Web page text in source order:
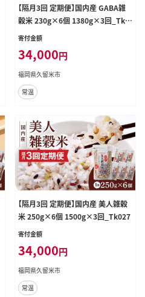
【隔月3回 定期便】国内産 GABA雑
穀米 230g×6個 1380g×3回_Tk0
23
寄付金額
34,000円
福岡県久留米市
常温
【隔月3回 定期便】国内産 美人雑穀
米 250g×6個 1500g×3回_Tk027
寄付金額
34,000円
福岡県久留米市
常温